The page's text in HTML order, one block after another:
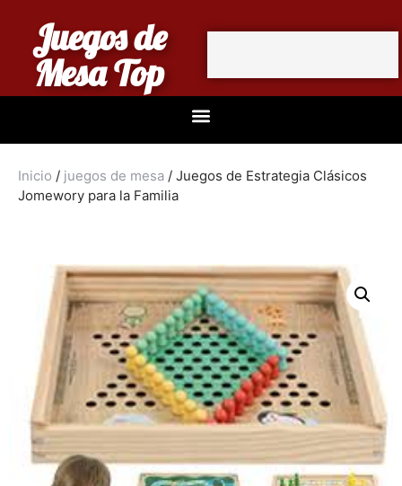
Juegos de
Mesa Top
Inicio / juegos de mesa / Juegos de Estrategia Clásicos
Jomewory para la Familia